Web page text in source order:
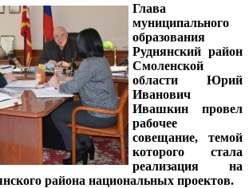
Глава
муниципального
образования
Руднянский район
Смоленской
области Юрий
Иванович
Ивашкин провел
рабочее
совещание, темой
которого стала
реализация на
района национальных проектов.